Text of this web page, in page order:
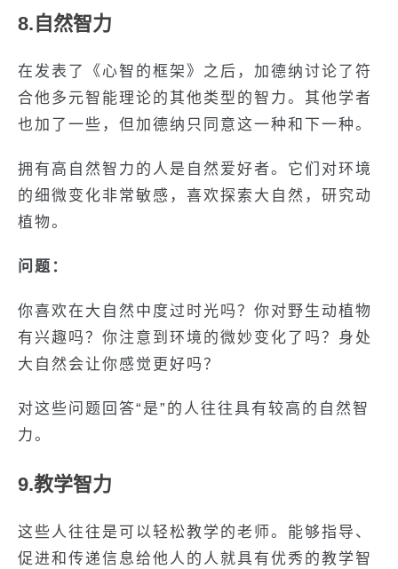
8.自然智力
在发表了《心智的框架》之后，加德纳讨论了符
合他多元智能理论的其他类型的智力。其他学者
也加了一些，但加德纳只同意这一种和下一种。
拥有高自然智力的人是自然爱好者。它们对环境
的细微变化非常敏感，喜欢探索大自然，研究动
植物。
问题：
你喜欢在大自然中度过时光吗？你对野生动植物
有兴趣吗？你注意到环境的微妙变化了吗？身处
大自然会让你感觉更好吗？
对这些问题回答“是”的人往往具有较高的自然智
力。
9.教学智力
这些人往往是可以轻松教学的老师。能够指导、
促进和传递信息给他人的人就具有优秀的教学智